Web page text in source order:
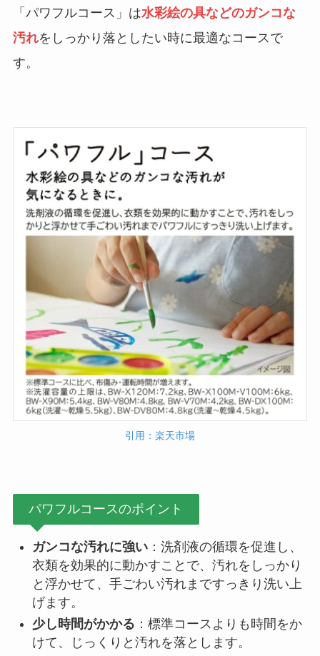
「パワフルコース」は水彩絵の具などのガンコな
汚れをしっかり落としたい時に最適なコースで
す。
引用：楽天市場
パワフルコースのポイント
ガンコな汚れに強い：洗剤液の循環を促進し、
衣類を効果的に動かすことで、汚れをしっかり
と浮かせて、手ごわい汚れまですっきり洗い上
げます。
少し時間がかかる ：標準コースよりも時間をか
けて、じっくりと汚れを落とします。